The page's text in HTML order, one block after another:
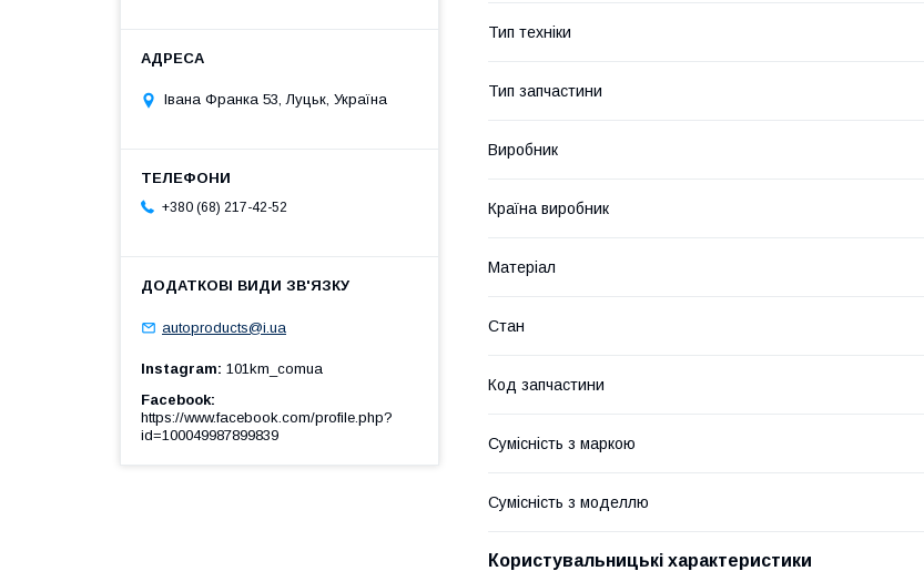
Тип техніки
Тип запчастини
Виробник
Країна виробник
Матеріал
Стан
Код запчастини
Сумісність з маркою
Сумісність з моделлю
Користувальницькі характеристики
Івана Франка 53, Луцьк, Україна
+380 (68) 217-42-52
autoproducts@i.ua
Instagram 101km_comua
Facebook
https://www.facebook.com/profile.php?
id=100049987899839